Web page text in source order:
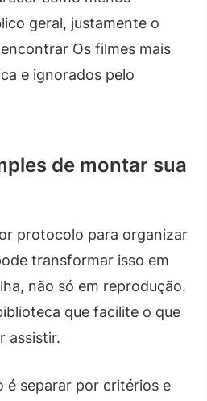
geral, justamente o
Os filmes mais
e ignorados pelo
de montar sua
protocolo para organizar
transformar isso em
não só em reprodução.
que facilite o que
assistir.
é separar por critérios e